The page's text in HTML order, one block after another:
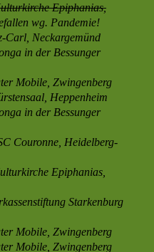
Epiphanias,
wg. Pandemie!
Neckargemünd
in der Bessunger
Mobile, Zwingenberg
Heppenheim
in der Bessunger
Couronne, Heidelberg-
Epiphanias,
Starkenburg
Mobile, Zwingenberg
Mobile, Zwingenberg